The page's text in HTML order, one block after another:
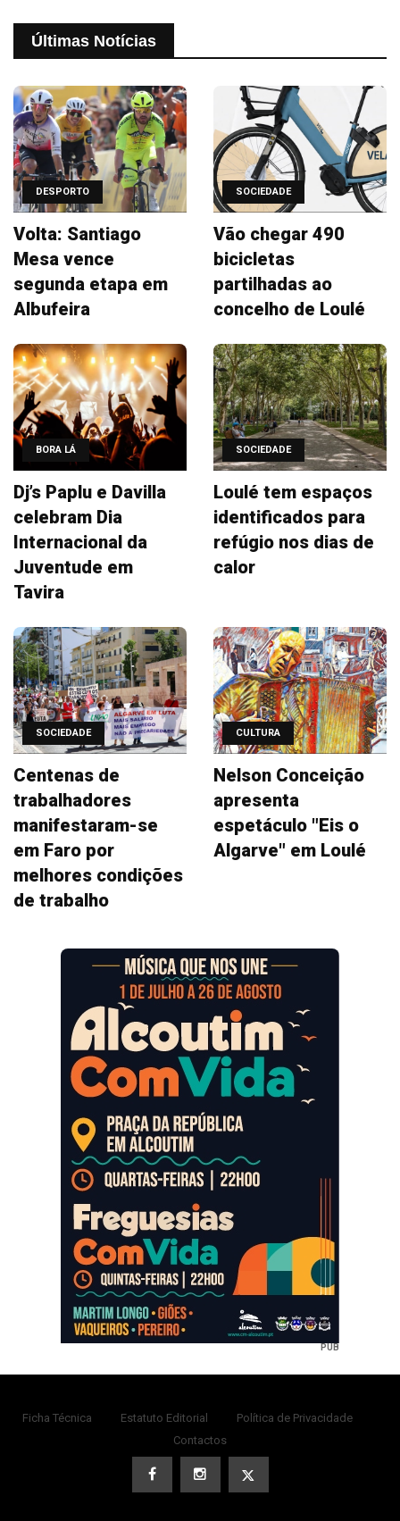
Últimas Notícias
DESPORTO
Volta: Santiago
Mesa vence
segunda etapa em
Albufeira
SOCIEDADE
Vão chegar 490
bicicletas
partilhadas ao
concelho de Loulé
BORA LÁ
Dj’s Paplu e Davilla
celebram Dia
Internacional da
Juventude em
Tavira
SOCIEDADE
Loulé tem espaços
identificados para
refúgio nos dias de
calor
SOCIEDADE
Centenas de
trabalhadores
manifestaram-se
em Faro por
melhores condições
de trabalho
CULTURA
Nelson Conceição
apresenta
espetáculo "Eis o
Algarve" em Loulé
PUB
Ficha Técnica Estatuto Editorial
Política de Privacidade
Contactos